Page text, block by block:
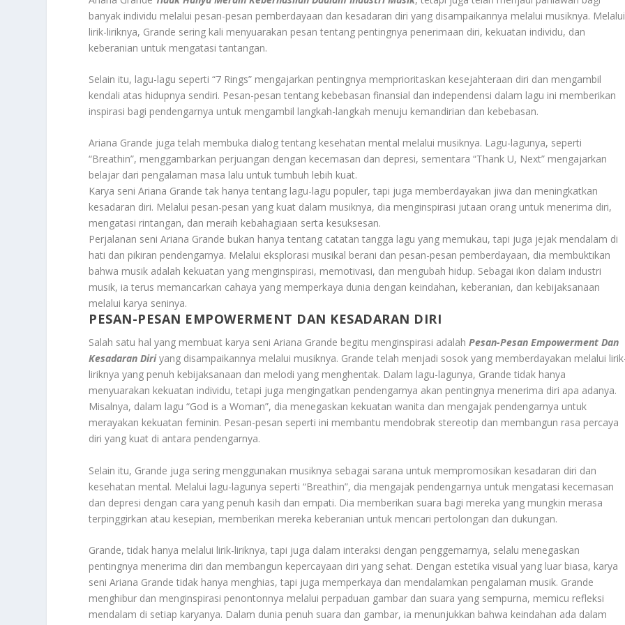
banyak individu melalui pesan-pesan pemberdayaan dan kesadaran diri yang disampaikannya melalui musiknya. Melalui
lirik-liriknya, Grande sering kali menyuarakan pesan tentang pentingnya penerimaan diri, kekuatan individu, dan
keberanian untuk mengatasi tantangan.
Selain itu, lagu-lagu seperti “7 Rings” mengajarkan pentingnya memprioritaskan kesejahteraan diri dan mengambil
kendali atas hidupnya sendiri. Pesan-pesan tentang kebebasan finansial dan independensi dalam lagu ini memberikan
inspirasi bagi pendengarnya untuk mengambil langkah-langkah menuju kemandirian dan kebebasan.
Ariana Grande juga telah membuka dialog tentang kesehatan mental melalui musiknya. Lagu-lagunya, seperti
“Breathin”, menggambarkan perjuangan dengan kecemasan dan depresi, sementara “Thank U, Next” mengajarkan
belajar dari pengalaman masa lalu untuk tumbuh lebih kuat.
Karya seni Ariana Grande tak hanya tentang lagu-lagu populer, tapi juga memberdayakan jiwa dan meningkatkan
kesadaran diri. Melalui pesan-pesan yang kuat dalam musiknya, dia menginspirasi jutaan orang untuk menerima diri,
mengatasi rintangan, dan meraih kebahagiaan serta kesuksesan.
Perjalanan seni Ariana Grande bukan hanya tentang catatan tangga lagu yang memukau, tapi juga jejak mendalam di
hati dan pikiran pendengarnya. Melalui eksplorasi musikal berani dan pesan-pesan pemberdayaan, dia membuktikan
bahwa musik adalah kekuatan yang menginspirasi, memotivasi, dan mengubah hidup. Sebagai ikon dalam industri
musik, ia terus memancarkan cahaya yang memperkaya dunia dengan keindahan, keberanian, dan kebijaksanaan
melalui karya seninya.
PESAN-PESAN EMPOWERMENT DAN KESADARAN DIRI
Salah satu hal yang membuat karya seni Ariana Grande begitu menginspirasi adalahPesan-Pesan Empowerment Dan
Kesadaran Diriyang disampaikannya melalui musiknya. Grande telah menjadi sosok yang memberdayakan melalui
liriknya yang penuh kebijaksanaan dan melodi yang menghentak. Dalam lagu-lagunya, Grande tidak hanya
menyuarakan kekuatan individu, tetapi juga mengingatkan pendengarnya akan pentingnya menerima diri apa adanya.
Misalnya, dalam lagu “God is a Woman”, dia menegaskan kekuatan wanita dan mengajak pendengarnya untuk
merayakan kekuatan feminin. Pesan-pesan seperti ini membantu mendobrak stereotip dan membangun rasa percaya
diri yang kuat di antara pendengarnya.
Selain itu, Grande juga sering menggunakan musiknya sebagai sarana untuk mempromosikan kesadaran diri dan
kesehatan mental. Melalui lagu-lagunya seperti “Breathin”, dia mengajak pendengarnya untuk mengatasi kecemasan
dan depresi dengan cara yang penuh kasih dan empati. Dia memberikan suara bagi mereka yang mungkin merasa
terpinggirkan atau kesepian, memberikan mereka keberanian untuk mencari pertolongan dan dukungan.
Grande, tidak hanya melalui lirik-liriknya, tapi juga dalam interaksi dengan penggemarnya, selalu menegaskan
pentingnya menerima diri dan membangun kepercayaan diri yang sehat. Dengan estetika visual yang luar biasa, karya
seni Ariana Grande tidak hanya menghias, tapi juga memperkaya dan mendalamkan pengalaman musik. Grande
menghibur dan menginspirasi penontonnya melalui perpaduan gambar dan suara yang sempurna, memicu refleksi
mendalam di setiap karyanya. Dalam dunia penuh suara dan gambar, ia menunjukkan bahwa keindahan ada dalam